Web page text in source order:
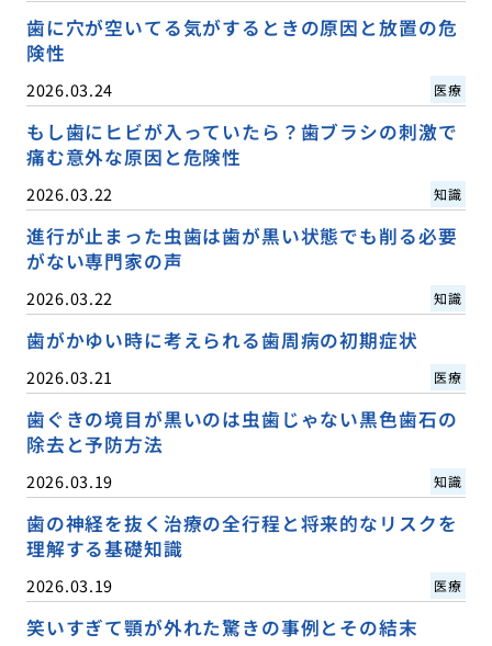
歯に穴が空いてる気がするときの原因と放置の危
険性
2026.03.24 医療
もし歯にヒビが入っていたら？歯ブラシの刺激で
痛む意外な原因と危険性
2026.03.22 知識
進行が止まった虫歯は歯が黒い状態でも削る必要
がない専門家の声
2026.03.22 知識
歯がかゆい時に考えられる歯周病の初期症状
2026.03.21 医療
歯ぐきの境目が黒いのは虫歯じゃない黒色歯石の
除去と予防方法
2026.03.19 知識
歯の神経を抜く治療の全行程と将来的なリスクを
理解する基礎知識
2026.03.19 医療
笑いすぎて顎が外れた驚きの事例とその結末